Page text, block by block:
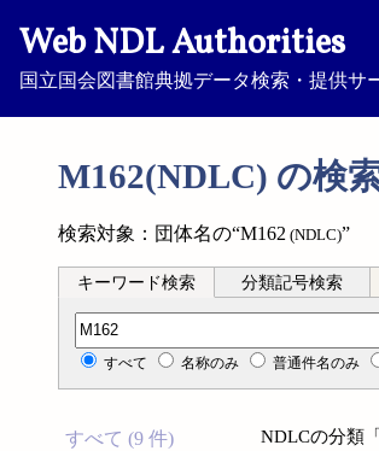
Web NDL Authorities
国立国会図書館典拠データ検索・提供サ
M162(NDLC) の検
検索対象：団体名の“M162 (NDLC)”
キーワード検索 分類記号検索
分類記号検索
すべて 名称のみ 普通件名のみ
すべて (9 件)
NDLCの分類